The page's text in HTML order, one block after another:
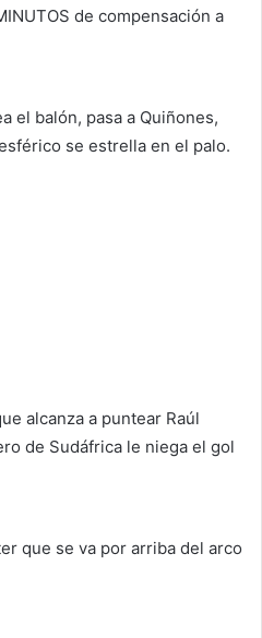
de compensación a
el balón, pasa a Quiñones,
se estrella en el palo.
alcanza a puntear Raúl
de Sudáfrica le niega el gol
que se va por arriba del arco